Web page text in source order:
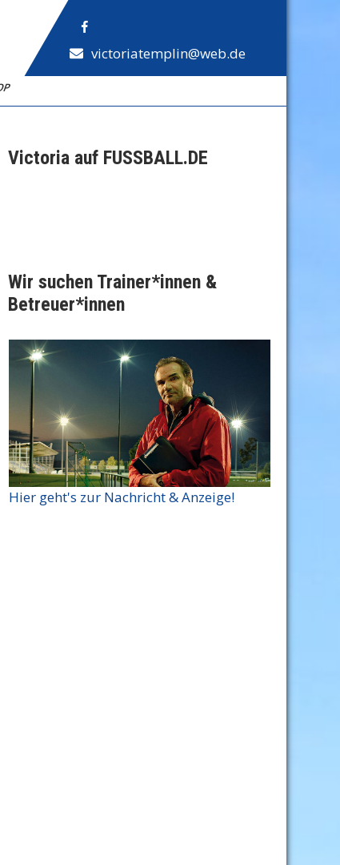
victoriatemplin@web.de
Victoria auf FUSSBALL.DE
Wir suchen Trainer*innen &
Betreuer*innen
Hier geht's zur Nachricht & Anzeige!